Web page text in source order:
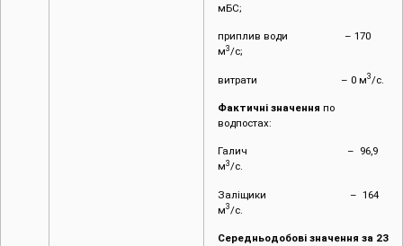
мБС;
приплив води – 170
м3/с;
витрати – 0 м3/с.
Фактичні значення по
водпостах:
Галич – 96,9
м3/с.
Заліщики – 164
м3/с.
Середньодобові значення за 23